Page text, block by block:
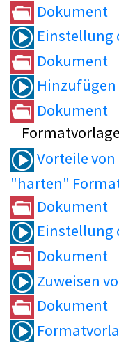
Dokument
Einstellung
Dokument
Hinzufügen
Dokument
Vorteile
"harten"
Dokument
Einstellung
Dokument
Zuweisen
Dokument